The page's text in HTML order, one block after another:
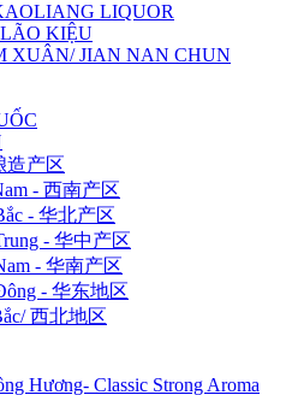
LIQUOR
KIỆU
XUÂN/ JIAN NAN CHUN
造产区
- 西南产区
- 华北产区
- 华中产区
- 华南产区
- 华东地区
西北地区
Hương- Classic Strong Aroma